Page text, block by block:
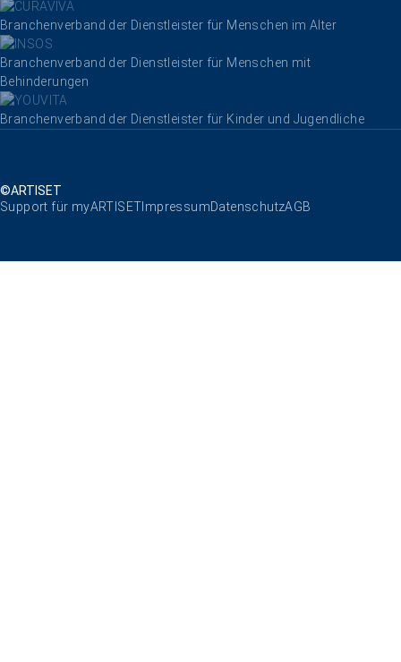
Branchenverband der Dienstleister für Menschen im Alter
Branchenverband der Dienstleister für Menschen mit
Behinderungen
Branchenverband der Dienstleister für Kinder und Jugendliche
©ARTISET
Navigation überspringen
Support für myARTISET ImpressumDatenschutzAGB